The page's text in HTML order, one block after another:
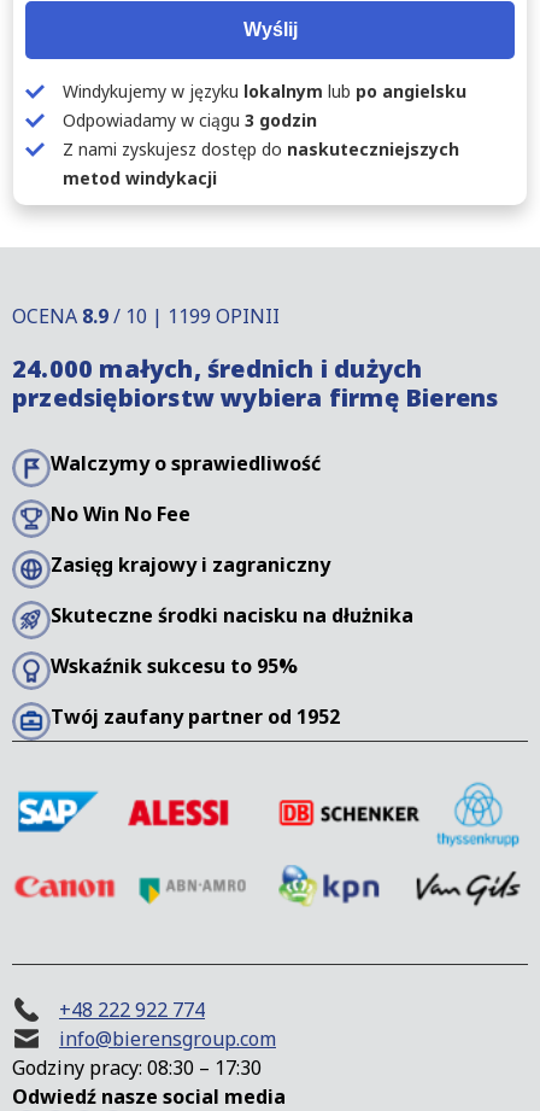
Wyślij
Windykujemy w języku lokalnym lub po angielsku
Odpowiadamy w ciągu 3 godzin
Z nami zyskujesz dostęp do naskuteczniejszych
metod windykacji
OCENA 8.9/ 10 | 1199 OPINII
24.000 małych, średnich i dużych
przedsiębiorstw wybiera firmę Bierens
Walczymy o sprawiedliwość
No Win No Fee
Zasięg krajowy i zagraniczny
Skuteczne środki nacisku na dłużnika
Wskaźnik sukcesu to 95%
Twój zaufany partner od 1952
+48 222 922 774
info@bierensgroup.com
Godziny pracy: 08:30 – 17:30
Odwiedź nasze social media